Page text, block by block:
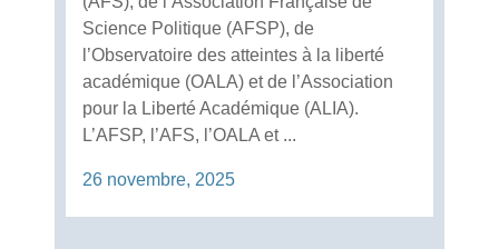
Science Politique (AFSP), de
l’Observatoire des atteintes à la liberté
académique (OALA) et de l’Association
pour la Liberté Académique (ALIA).
L’AFSP, l’AFS, l’OALA et ...
26 novembre, 2025